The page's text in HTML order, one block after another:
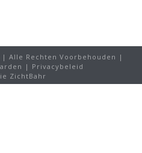
| Alle Rechten Voorbehouden |
| Privacybeleid
ZichtBahr